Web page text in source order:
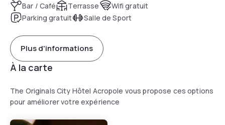
Bar / Café Terrasse
Wifi gratuit
Parking gratuit
Salle de Sport
Plus d'informations
À la carte
The Originals City Hôtel Acropole vous propose ces options
pour améliorer votre expérience